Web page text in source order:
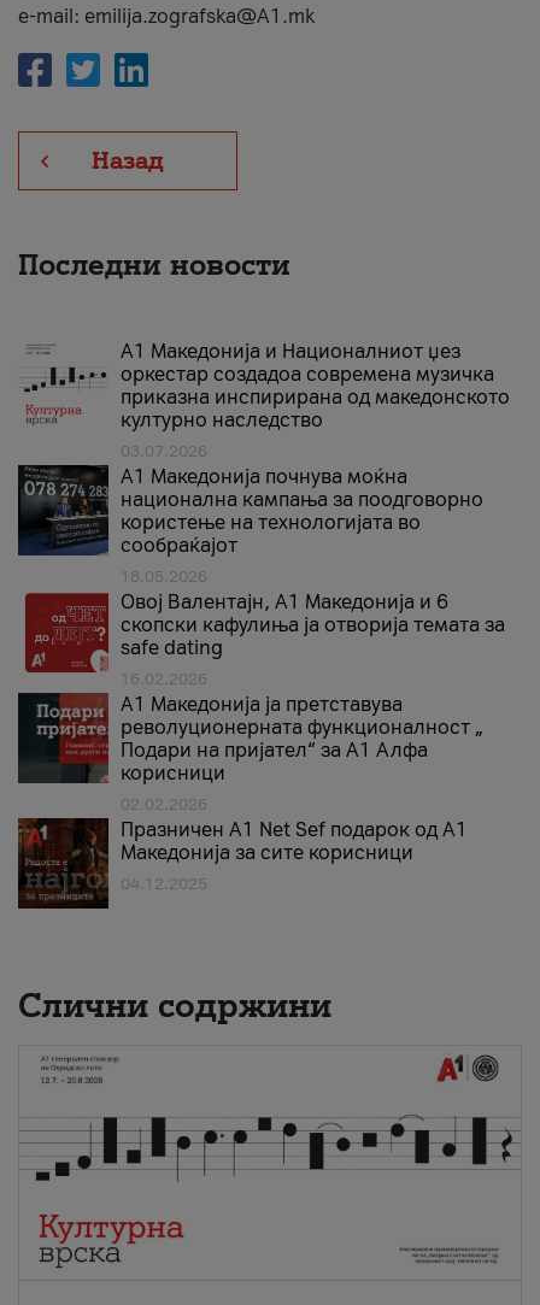
e-mail: emilija.zografska@A1.mk
Назад
Последни новости
А1 Македонија и Националниот џез
оркестар создадоа современа музичка
приказна инспирирана од македонското
културно наследство
03.07.2026
A1 Македонија почнува моќна
национална кампања за поодговорно
користење на технологијата во
сообраќајот
18.05.2026
Овој Валентајн, A1 Македонија и 6
скопски кафулиња ја отворија темата за
safe dating
16.02.2026
А1 Македонија ја претставува
револуционерната функционалност „
Подари на пријател“ за А1 Алфа
корисници
02.02.2026
Празничен A1 Net Sеf подарок од А1
Македонија за сите корисници
04.12.2025
Слични содржини